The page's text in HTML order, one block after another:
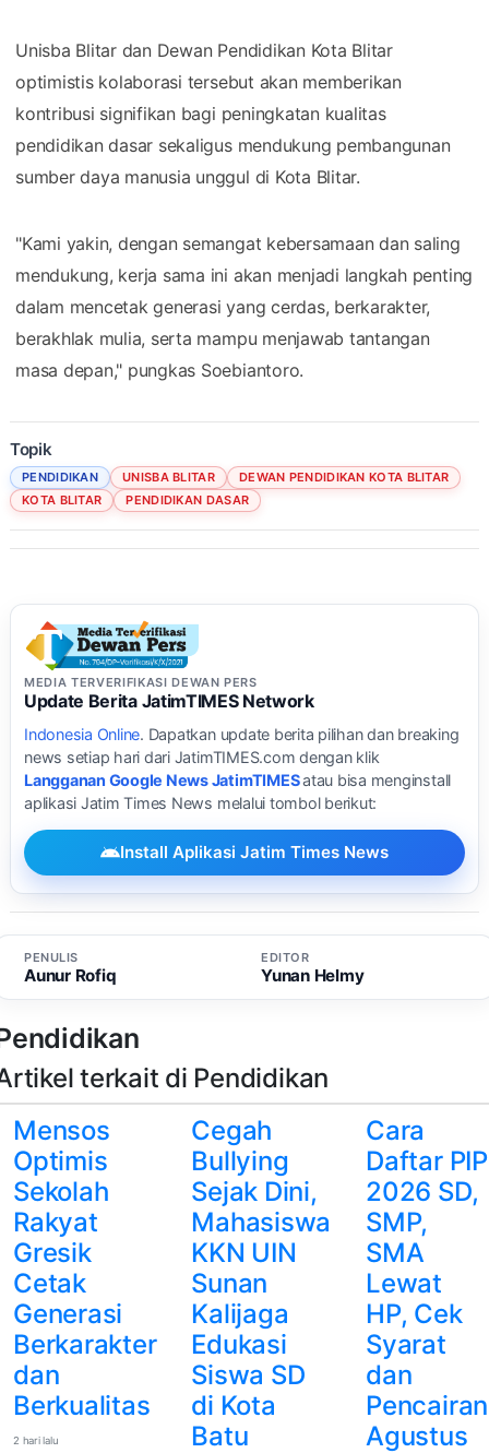
Unisba Blitar dan Dewan Pendidikan Kota Blitar
optimistis kolaborasi tersebut akan memberikan
kontribusi signifikan bagi peningkatan kualitas
pendidikan dasar sekaligus mendukung pembangunan
sumber daya manusia unggul di Kota Blitar.
"Kami yakin, dengan semangat kebersamaan dan saling
mendukung, kerja sama ini akan menjadi langkah penting
dalam mencetak generasi yang cerdas, berkarakter,
berakhlak mulia, serta mampu menjawab tantangan
masa depan," pungkas Soebiantoro.
Topik
PENDIDIKAN UNISBA BLITAR
DEWAN PENDIDIKAN KOTA BLITAR
KOTA BLITAR
PENDIDIKAN DASAR
MEDIA TERVERIFIKASI DEWAN PERS
Update Berita JatimTIMES Network
Indonesia Online. Dapatkan update berita pilihan dan breaking
news setiap hari dari JatimTIMES.com dengan klik
Langganan Google News JatimTIMESatau bisa menginstall
aplikasi Jatim Times News melalui tombol berikut:
Install Aplikasi Jatim Times News
PENULIS
Aunur Rofiq
EDITOR
Yunan Helmy
terkait di Pendidikan
Mensos
Optimis
Sekolah
Rakyat
Gresik
Cetak
Generasi
Berkarakter
dan
Berkualitas
2 hari lalu
Cegah
Bullying
Sejak Dini,
Mahasiswa
KKN UIN
Sunan
Kalijaga
Edukasi
Siswa SD
di Kota
Batu
Cara
Daftar PIP
2026 SD,
SMP,
SMA
Lewat
HP, Cek
Syarat
dan
Pencairan
Agustus